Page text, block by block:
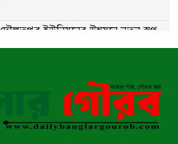
দৌলতপুর ইউনিয়নের উন্নয়নে নতুন স্বপ্ন
বাকেরগঞ্জে নিষিদ্ধ জালের বিরুদ্ধে
অভিযান, দুই ব্যবসায়ীকে ১ লাখ টাকা
রাজশাহীর মহানগরীতে মাদক বিরোধী